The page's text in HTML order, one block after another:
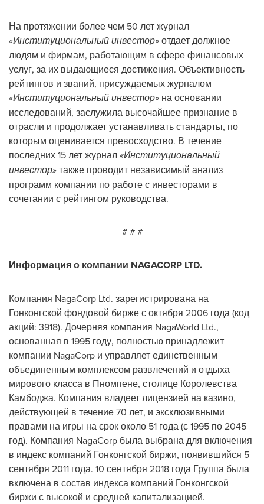
На протяжении более чем 50 лет журнал
«Институциональный инвестор»отдает должное
людям и фирмам, работающим в сфере финансовых
услуг, за их выдающиеся достижения. Объективность
рейтингов и званий, присуждаемых журналом
«Институциональный инвестор» на основании
исследований, заслужила высочайшее признание в
отрасли и продолжает устанавливать стандарты, по
которым оценивается превосходство. В течение
последних 15 лет журнал«Институциональный
инвестор»также проводит независимый анализ
программ компании по работе с инвесторами в
сочетании с рейтингом руководства.
# # #
Информация о компании NAGACORP LTD.
Компания NagaCorp Ltd. зарегистрирована на
Гонконгской фондовой бирже с октября 2006 года (код
акций: 3918). Дочерняя компания NagaWorld Ltd.,
основанная в 1995 году, полностью принадлежит
компании NagaCorp и управляет единственным
объединенным комплексом развлечений и отдыха
мирового класса в Пномпене, столице Королевства
Камбоджа. Компания владеет лицензией на казино,
действующей в течение 70 лет, и эксклюзивными
правами на игры на срок около 51 года (с 1995 по 2045
год). Компания NagaCorp была выбрана для включения
в индекс компаний Гонконгской биржи, появившийся 5
сентября 2011 года. 10 сентября 2018 года Группа была
включена в состав индекса компаний Гонконгской
биржи с высокой и средней капитализацией.